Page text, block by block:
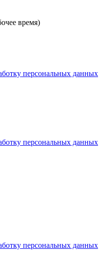
время)
персональных данных
персональных данных
персональных данных